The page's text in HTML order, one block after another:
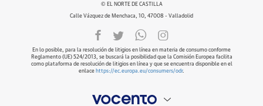
© EL NORTE DE CASTILLA
Calle Vázquez de Menchaca, 10, 47008 - Valladolid
En lo posible, para la resolución de litigios en línea en materia de consumo conforme
Reglamento (UE) 524/2013, se buscará la posibilidad que la Comisión Europea facilita
como plataforma de resolución de litigios en línea y que se encuentra disponible en el
enlace https://ec.europa.eu/consumers/odr.